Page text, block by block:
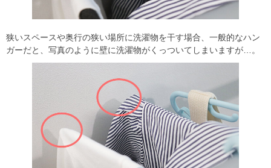
狭いスペースや奥行の狭い場所に洗濯物を干す場合、一般的なハン
ガーだと、写真のように壁に洗濯物がくっついてしまいますが…。